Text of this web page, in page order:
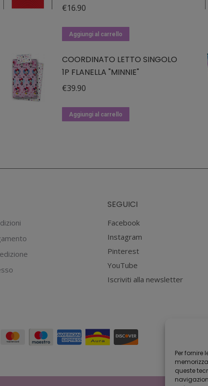
Per fornire
queste
€16.90
Aggiungi al carrello
COORDINATO LETTO SINGOLO
1P FLANELLA "MINNIE"
€39.90
Aggiungi al carrello
SEGUICI
Facebook
Instagram
Pinterest
YouTube
Iscriviti alla newsletter